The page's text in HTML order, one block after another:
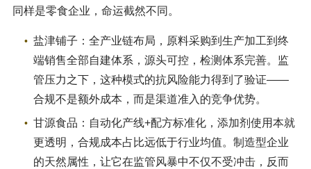
同样是零食企业，命运截然不同。
盐津铺子：全产业链布局，原料采购到生产加工到终
端销售全部自建体系，源头可控，检测体系完善。监
管压力之下，这种模式的抗风险能力得到了验证——
合规不是额外成本，而是渠道准入的竞争优势。
甘源食品：自动化产线+配方标准化，添加剂使用本就
更透明，合规成本占比远低于行业均值。制造型企业
的天然属性，让它在监管风暴中不仅不受冲击，反而